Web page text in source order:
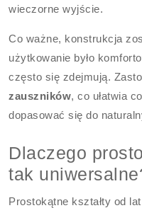
wieczorne wyjście.
Co ważne, konstrukcja
użytkowanie było
często się zdejmują.
zauszników, co ułatwia
dopasować się do
Dlaczego
tak
Prostokątne kształty od